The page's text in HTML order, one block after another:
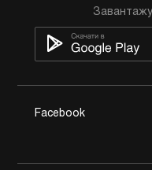
Facebook